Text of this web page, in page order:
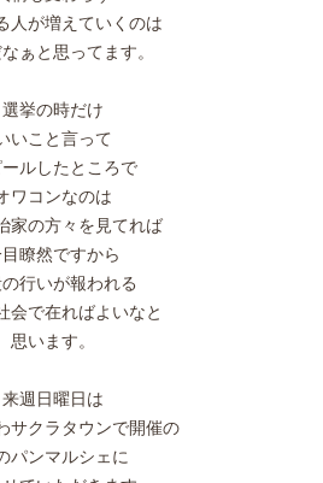
人が増えていくのは
ぁと思ってます。
選挙の時だけ
いこと言って
ールしたところで
ワコンなのは
家の方々を見てれば
瞭然ですから
行いが報われる
会で在ればよいなと
思います。
来週日曜日は
サクラタウンで開催の
パンマルシェに